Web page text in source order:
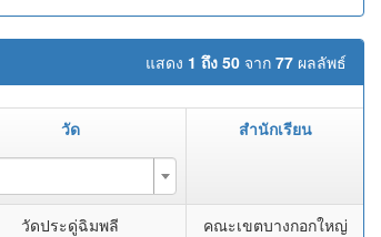
แสดง 1 ถึง 50 จาก 77 ผลลัพธ์
วัด สำนักเรียน
วัดประดู่ฉิมพลี
คณะเขตบางกอกใหญ่